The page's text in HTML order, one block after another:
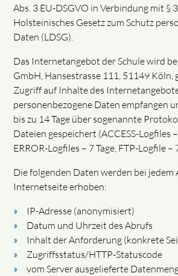
Abs. 3 EU-DSGVO in Verbindung mit §
Holsteinisches Gesetz zum Schutz
Daten (LDSG).
Das Internetangebot der Schule wird
GmbH, Hansestrasse 111, 51149 Köln,
Zugriff auf Inhalte des
personenbezogene Daten empfangen
bis zu 14 Tage über sogenannte
Dateien gespeichert (ACCESS-Logfiles –
ERROR-Logfiles – 7 Tage, FTP-Logfile –
Die folgenden Daten werden bei jedem
Internetseite erhoben:
IP-Adresse (anonymisiert)
Datum und Uhrzeit des Abrufs
Inhalt der Anforderung (konkrete
Zugriffsstatus/HTTP-Statuscode
vom Server ausgelieferte